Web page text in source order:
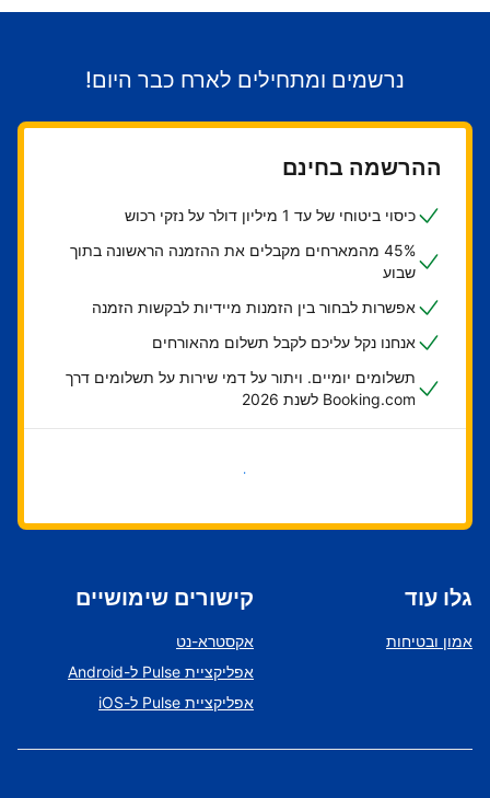
נרשמים ומתחילים לארח כבר היום!
ההרשמה בחינם
כיסוי ביטוחי של עד 1 מיליון דולר על נזקי רכוש
45% מהמארחים מקבלים את ההזמנה הראשונה בתוך
שבוע
אפשרות לבחור בין הזמנות מיידיות לבקשות הזמנה
אנחנו נקל עליכם לקבל תשלום מהאורחים
תשלומים יומיים. ויתור על דמי שירות על תשלומים דרך
Booking.com לשנת 2026
בואו נתחיל
גלו עוד
אמון ובטיחות
קישורים שימושיים
אקסטרא-נט
אפליקציית Pulse ל-Android
אפליקציית Pulse ל-iOS